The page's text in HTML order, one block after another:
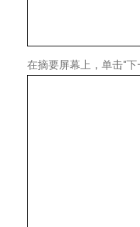
在摘要屏幕上，单击"下